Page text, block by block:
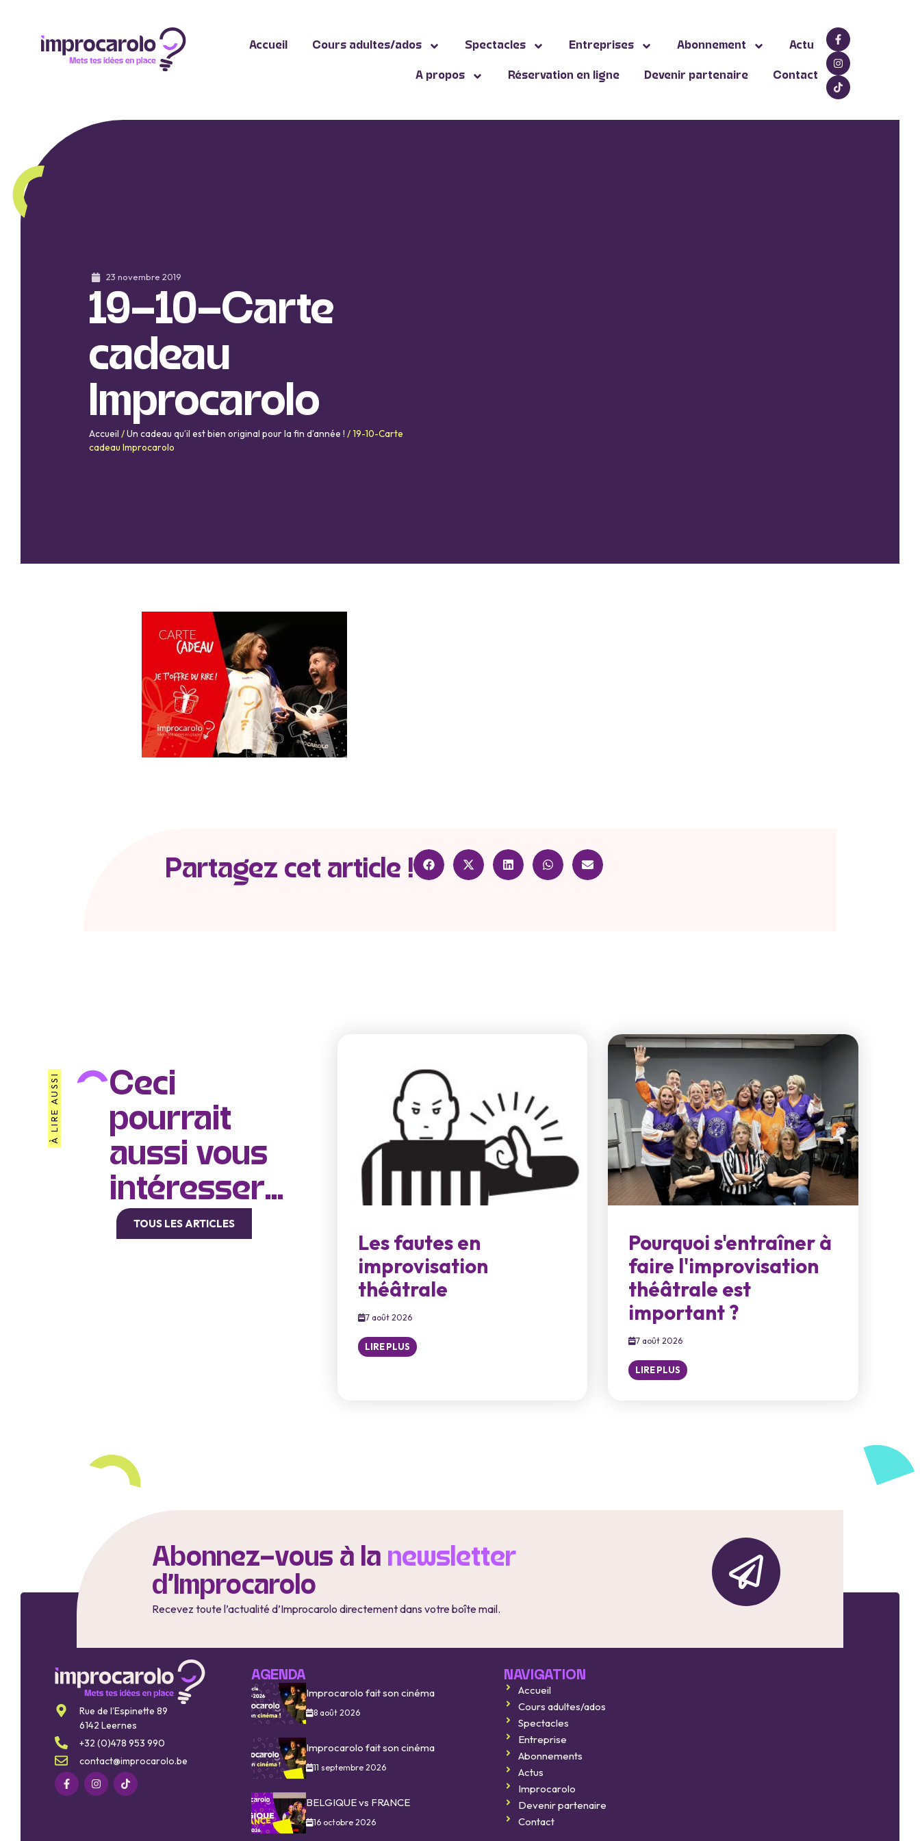
Accueil Cours adultes/ados Spectacles Entreprises Abonnement Actu
A propos Réservation en ligne Devenir partenaire Contact
23 novembre 2019
19-10-Carte
cadeau
Improcarolo
Accueil /Un cadeau qu’il est bien original pour la fin d’année ! /19-10-Carte
cadeau Improcarolo
Partagez cet article !
À LIRE AUSSI
Ceci
pourrait
aussi vous
intéresser...
TOUS LES ARTICLES
Les fautes en
improvisation
théâtrale
7 août 2026
LIRE PLUS
Pourquoi s'entraîner à
faire l'improvisation
théâtrale est
important ?
7 août 2026
LIRE PLUS
Abonnez-vous à la newsletter
d'Improcarolo
Recevez toute l’actualité d’Improcarolo directement dans votre boîte mail.
Rue de l’Espinette 89
6142 Leernes
+32 (0)478 953 990
contact@improcarolo.be
AGENDA
Improcarolo fait son cinéma
8 août 2026
Improcarolo fait son cinéma
11 septembre 2026
BELGIQUE vs FRANCE
16 octobre 2026
NAVIGATION
Accueil
Cours adultes/ados
Spectacles
Entreprise
Abonnements
Actus
Improcarolo
Devenir partenaire
Contact